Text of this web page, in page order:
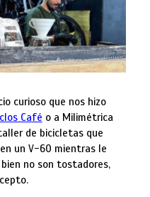
curioso que nos hizo
Café o a Milimétrica
de bicicletas que
un V-60 mientras le
bien no son tostadores,